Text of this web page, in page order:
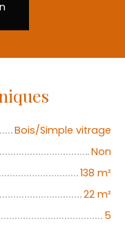
Bois/Simple vitrage
Non
138 m²
22 m²
5